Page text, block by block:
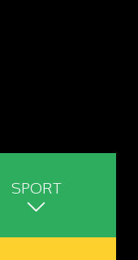
SPORT